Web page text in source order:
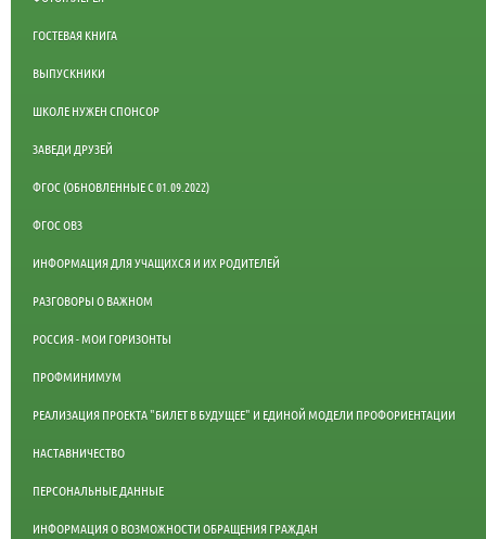
ГОСТЕВАЯ КНИГА
ВЫПУСКНИКИ
ШКОЛЕ НУЖЕН СПОНСОР
ЗАВЕДИ ДРУЗЕЙ
ФГОС (ОБНОВЛЕННЫЕ С 01.09.2022)
ФГОС ОВЗ
ИНФОРМАЦИЯ ДЛЯ УЧАЩИХСЯ И ИХ РОДИТЕЛЕЙ
РАЗГОВОРЫ О ВАЖНОМ
РОССИЯ - МОИ ГОРИЗОНТЫ
ПРОФМИНИМУМ
РЕАЛИЗАЦИЯ ПРОЕКТА "БИЛЕТ В БУДУЩЕЕ" И ЕДИНОЙ МОДЕЛИ ПРОФОРИЕНТАЦИИ
НАСТАВНИЧЕСТВО
ПЕРСОНАЛЬНЫЕ ДАННЫЕ
ИНФОРМАЦИЯ О ВОЗМОЖНОСТИ ОБРАЩЕНИЯ ГРАЖДАН